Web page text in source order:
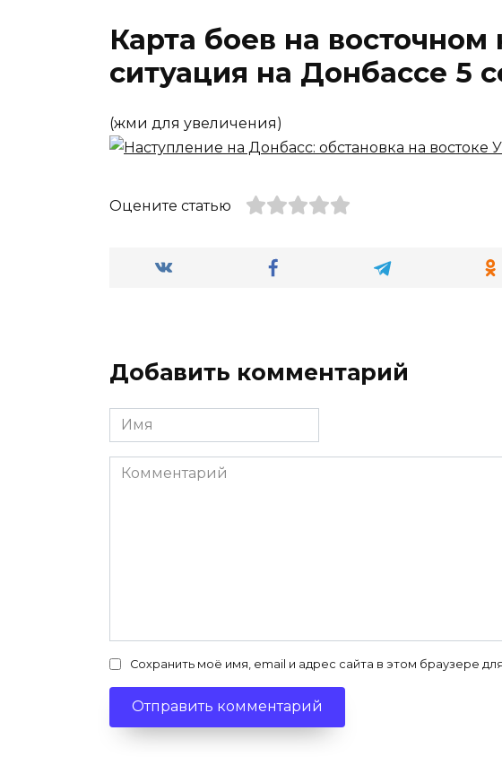
Карта боев на
ситуация на Донбассе 5
(жми для увеличения)
Оцените статью
Добавить комментарий
Имя
*
Комментарий
Сохранить моё имя, email и адрес сайта в этом браузере